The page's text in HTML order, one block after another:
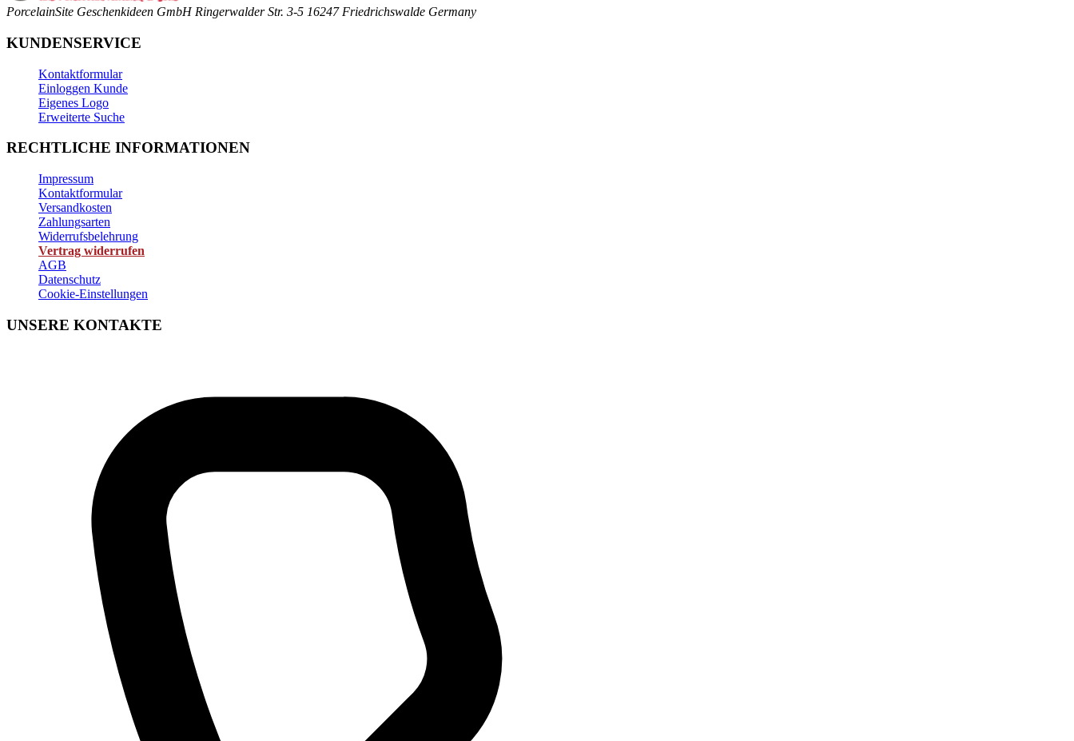
PorcelainSite Geschenkideen GmbH Ringerwalder Str. 3-5 16247 Friedrichswalde Germany
KUNDENSERVICE
Kontaktformular
Einloggen Kunde
Eigenes Logo
Erweiterte Suche
RECHTLICHE INFORMATIONEN
Impressum
Kontaktformular
Versandkosten
Zahlungsarten
Widerrufsbelehrung
Vertrag widerrufen
AGB
Datenschutz
Cookie-Einstellungen
UNSERE KONTAKTE